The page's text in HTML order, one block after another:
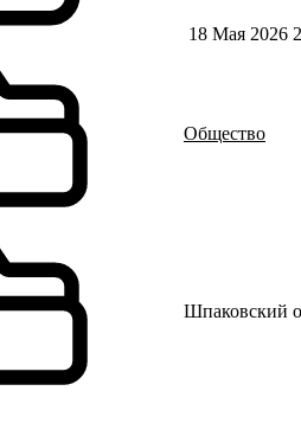
18 Мая 2026
Общество
Шпаковский